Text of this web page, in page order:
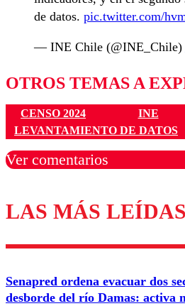
de datos. pic.twitter.com/
— INE Chile (@INE_Chile)
OTROS TEMAS A
CENSO 2024
INE
LEVANTAMIENTO DE DATOS
Ver comentarios
Los comentarios son
diálogo
Correo
LAS MÁS LEÍDAS
Senapred ordena evacuar dos
desborde del río Damas: activa